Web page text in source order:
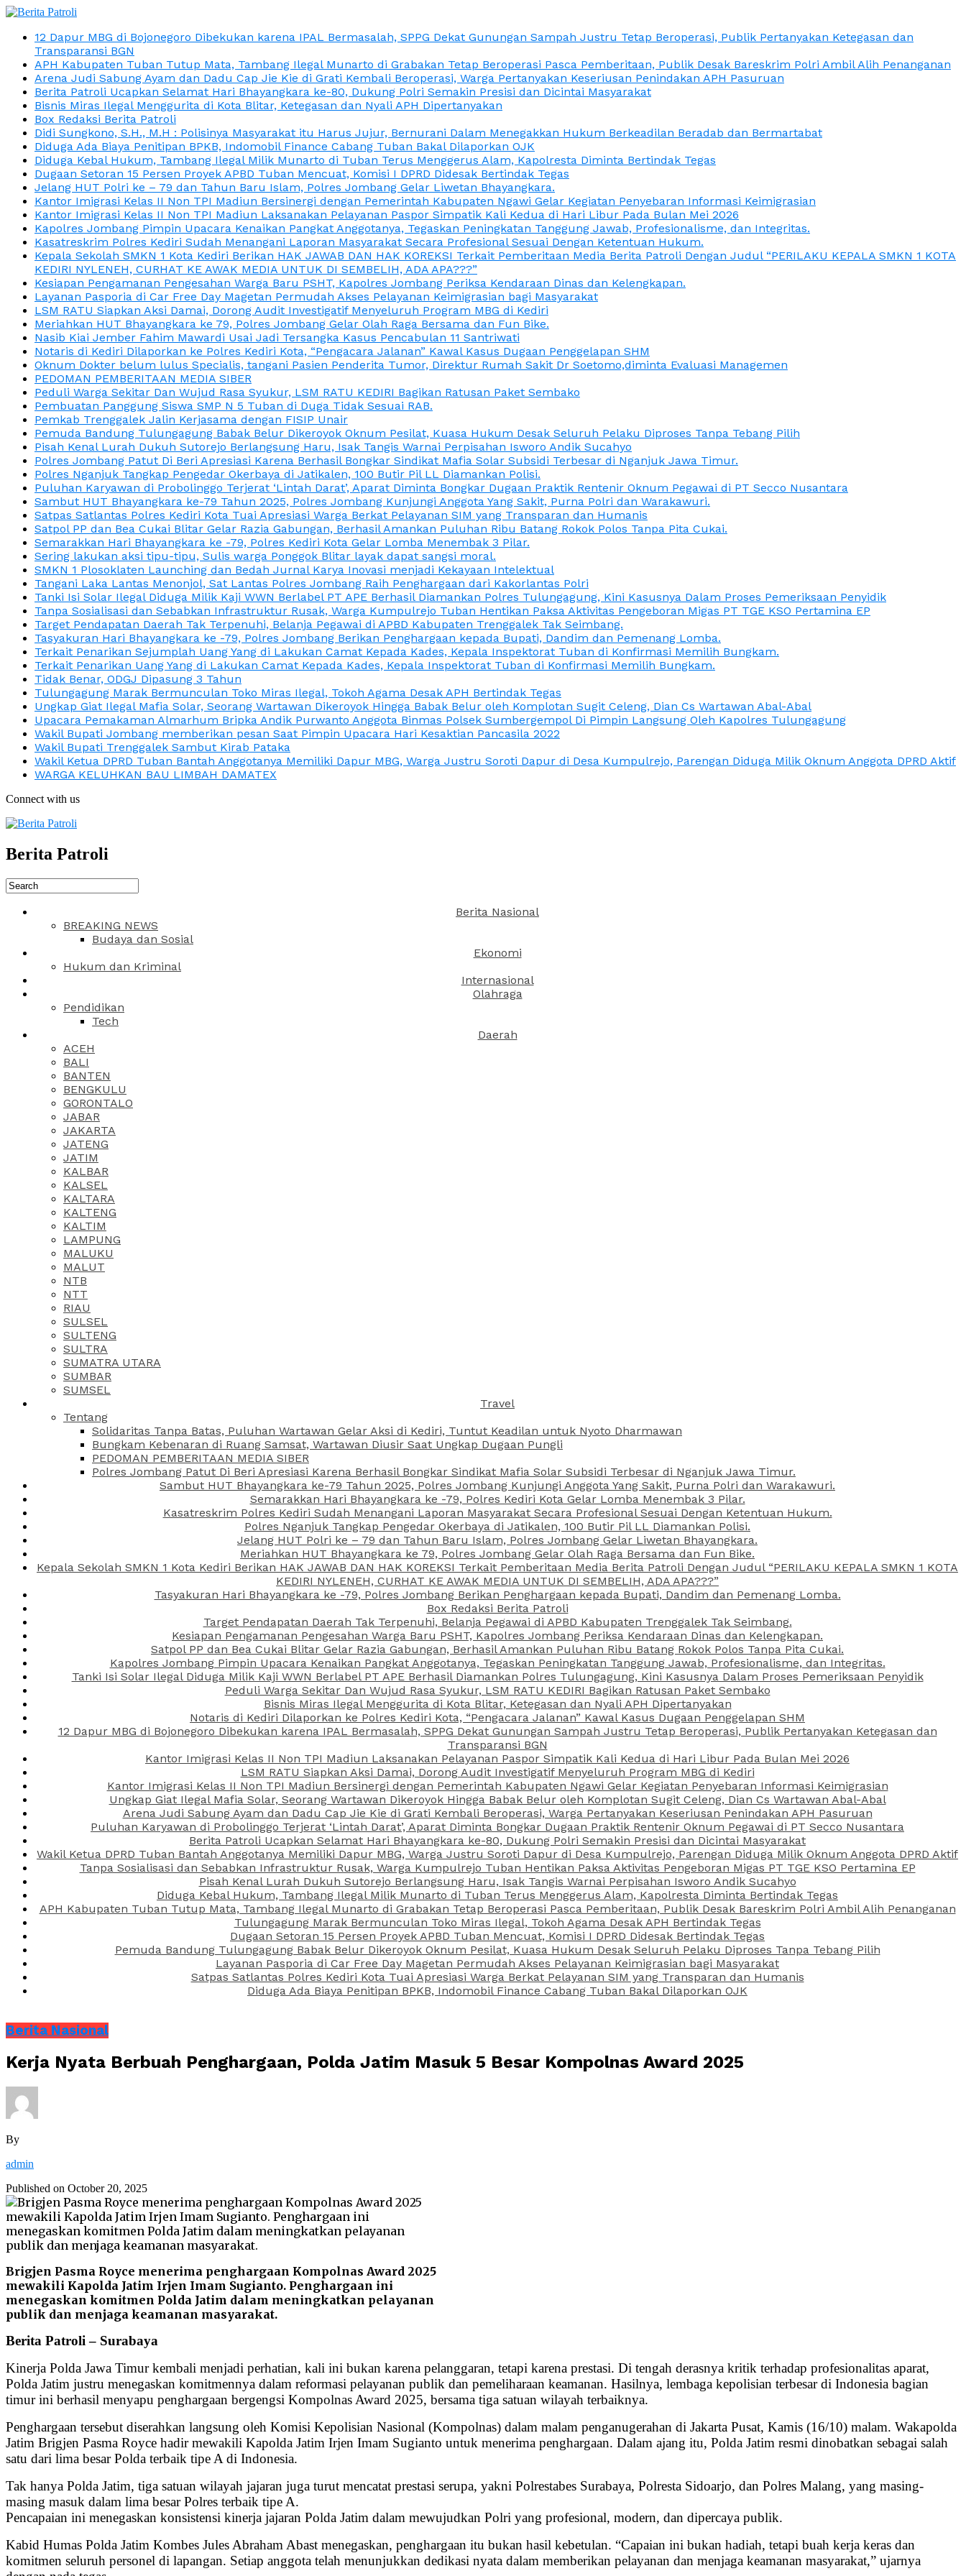
12 Dapur MBG di Bojonegoro Dibekukan karena IPAL Bermasalah, SPPG Dekat Gunungan Sampah Justru Tetap Beroperasi, Publik Pertanyakan Ketegasan dan
Transparansi BGN
APH Kabupaten Tuban Tutup Mata, Tambang Ilegal Munarto di Grabakan Tetap Beroperasi Pasca Pemberitaan, Publik Desak Bareskrim Polri Ambil Alih Penanganan
Arena Judi Sabung Ayam dan Dadu Cap Jie Kie di Grati Kembali Beroperasi, Warga Pertanyakan Keseriusan Penindakan APH Pasuruan
Berita Patroli Ucapkan Selamat Hari Bhayangkara ke-80, Dukung Polri Semakin Presisi dan Dicintai Masyarakat
Bisnis Miras Ilegal Menggurita di Kota Blitar, Ketegasan dan Nyali APH Dipertanyakan
Box Redaksi Berita Patroli
Didi Sungkono, S.H., M.H : Polisinya Masyarakat itu Harus Jujur, Bernurani Dalam Menegakkan Hukum Berkeadilan Beradab dan Bermartabat
Diduga Ada Biaya Penitipan BPKB, Indomobil Finance Cabang Tuban Bakal Dilaporkan OJK
Diduga Kebal Hukum, Tambang Ilegal Milik Munarto di Tuban Terus Menggerus Alam, Kapolresta Diminta Bertindak Tegas
Dugaan Setoran 15 Persen Proyek APBD Tuban Mencuat, Komisi I DPRD Didesak Bertindak Tegas
Jelang HUT Polri ke – 79 dan Tahun Baru Islam, Polres Jombang Gelar Liwetan Bhayangkara.
Kantor Imigrasi Kelas II Non TPI Madiun Bersinergi dengan Pemerintah Kabupaten Ngawi Gelar Kegiatan Penyebaran Informasi Keimigrasian
Kantor Imigrasi Kelas II Non TPI Madiun Laksanakan Pelayanan Paspor Simpatik Kali Kedua di Hari Libur Pada Bulan Mei 2026
Kapolres Jombang Pimpin Upacara Kenaikan Pangkat Anggotanya, Tegaskan Peningkatan Tanggung Jawab, Profesionalisme, dan Integritas.
Kasatreskrim Polres Kediri Sudah Menangani Laporan Masyarakat Secara Profesional Sesuai Dengan Ketentuan Hukum.
Kepala Sekolah SMKN 1 Kota Kediri Berikan HAK JAWAB DAN HAK KOREKSI Terkait Pemberitaan Media Berita Patroli Dengan Judul “PERILAKU KEPALA SMKN 1 KOTA
KEDIRI NYLENEH, CURHAT KE AWAK MEDIA UNTUK DI SEMBELIH, ADA APA???”
Kesiapan Pengamanan Pengesahan Warga Baru PSHT, Kapolres Jombang Periksa Kendaraan Dinas dan Kelengkapan.
Layanan Pasporia di Car Free Day Magetan Permudah Akses Pelayanan Keimigrasian bagi Masyarakat
LSM RATU Siapkan Aksi Damai, Dorong Audit Investigatif Menyeluruh Program MBG di Kediri
Meriahkan HUT Bhayangkara ke 79, Polres Jombang Gelar Olah Raga Bersama dan Fun Bike.
Nasib Kiai Jember Fahim Mawardi Usai Jadi Tersangka Kasus Pencabulan 11 Santriwati
Notaris di Kediri Dilaporkan ke Polres Kediri Kota, “Pengacara Jalanan” Kawal Kasus Dugaan Penggelapan SHM
Oknum Dokter belum lulus Specialis, tangani Pasien Penderita Tumor, Direktur Rumah Sakit Dr Soetomo,diminta Evaluasi Managemen
PEDOMAN PEMBERITAAN MEDIA SIBER
Peduli Warga Sekitar Dan Wujud Rasa Syukur, LSM RATU KEDIRI Bagikan Ratusan Paket Sembako
Pembuatan Panggung Siswa SMP N 5 Tuban di Duga Tidak Sesuai RAB.
Pemkab Trenggalek Jalin Kerjasama dengan FISIP Unair
Pemuda Bandung Tulungagung Babak Belur Dikeroyok Oknum Pesilat, Kuasa Hukum Desak Seluruh Pelaku Diproses Tanpa Tebang Pilih
Pisah Kenal Lurah Dukuh Sutorejo Berlangsung Haru, Isak Tangis Warnai Perpisahan Isworo Andik Sucahyo
Polres Jombang Patut Di Beri Apresiasi Karena Berhasil Bongkar Sindikat Mafia Solar Subsidi Terbesar di Nganjuk Jawa Timur.
Polres Nganjuk Tangkap Pengedar Okerbaya di Jatikalen, 100 Butir Pil LL Diamankan Polisi.
Puluhan Karyawan di Probolinggo Terjerat ‘Lintah Darat’, Aparat Diminta Bongkar Dugaan Praktik Rentenir Oknum Pegawai di PT Secco Nusantara
Sambut HUT Bhayangkara ke-79 Tahun 2025, Polres Jombang Kunjungi Anggota Yang Sakit, Purna Polri dan Warakawuri.
Satpas Satlantas Polres Kediri Kota Tuai Apresiasi Warga Berkat Pelayanan SIM yang Transparan dan Humanis
Satpol PP dan Bea Cukai Blitar Gelar Razia Gabungan, Berhasil Amankan Puluhan Ribu Batang Rokok Polos Tanpa Pita Cukai.
Semarakkan Hari Bhayangkara ke -79, Polres Kediri Kota Gelar Lomba Menembak 3 Pilar.
Sering lakukan aksi tipu-tipu, Sulis warga Ponggok Blitar layak dapat sangsi moral.
SMKN 1 Plosoklaten Launching dan Bedah Jurnal Karya Inovasi menjadi Kekayaan Intelektual
Tangani Laka Lantas Menonjol, Sat Lantas Polres Jombang Raih Penghargaan dari Kakorlantas Polri
Tanki Isi Solar Ilegal Diduga Milik Kaji WWN Berlabel PT APE Berhasil Diamankan Polres Tulungagung, Kini Kasusnya Dalam Proses Pemeriksaan Penyidik
Tanpa Sosialisasi dan Sebabkan Infrastruktur Rusak, Warga Kumpulrejo Tuban Hentikan Paksa Aktivitas Pengeboran Migas PT TGE KSO Pertamina EP
Target Pendapatan Daerah Tak Terpenuhi, Belanja Pegawai di APBD Kabupaten Trenggalek Tak Seimbang.
Tasyakuran Hari Bhayangkara ke -79, Polres Jombang Berikan Penghargaan kepada Bupati, Dandim dan Pemenang Lomba.
Terkait Penarikan Sejumplah Uang Yang di Lakukan Camat Kepada Kades, Kepala Inspektorat Tuban di Konfirmasi Memilih Bungkam.
Terkait Penarikan Uang Yang di Lakukan Camat Kepada Kades, Kepala Inspektorat Tuban di Konfirmasi Memilih Bungkam.
Tidak Benar, ODGJ Dipasung 3 Tahun
Tulungagung Marak Bermunculan Toko Miras Ilegal, Tokoh Agama Desak APH Bertindak Tegas
Ungkap Giat Ilegal Mafia Solar, Seorang Wartawan Dikeroyok Hingga Babak Belur oleh Komplotan Sugit Celeng, Dian Cs Wartawan Abal-Abal
Upacara Pemakaman Almarhum Bripka Andik Purwanto Anggota Binmas Polsek Sumbergempol Di Pimpin Langsung Oleh Kapolres Tulungagung
Wakil Bupati Jombang memberikan pesan Saat Pimpin Upacara Hari Kesaktian Pancasila 2022
Wakil Bupati Trenggalek Sambut Kirab Pataka
Wakil Ketua DPRD Tuban Bantah Anggotanya Memiliki Dapur MBG, Warga Justru Soroti Dapur di Desa Kumpulrejo, Parengan Diduga Milik Oknum Anggota DPRD Aktif
WARGA KELUHKAN BAU LIMBAH DAMATEX
Connect with us
Berita Patroli
Berita Nasional
BREAKING NEWS
Budaya dan Sosial
Ekonomi
Hukum dan Kriminal
Internasional
Olahraga
Pendidikan
Tech
Daerah
ACEH
BALI
BANTEN
BENGKULU
GORONTALO
JABAR
JAKARTA
JATENG
JATIM
KALBAR
KALSEL
KALTARA
KALTENG
KALTIM
LAMPUNG
MALUKU
MALUT
NTB
NTT
RIAU
SULSEL
SULTENG
SULTRA
SUMATRA UTARA
SUMBAR
SUMSEL
Travel
Tentang
Solidaritas Tanpa Batas, Puluhan Wartawan Gelar Aksi di Kediri, Tuntut Keadilan untuk Nyoto Dharmawan
Bungkam Kebenaran di Ruang Samsat, Wartawan Diusir Saat Ungkap Dugaan Pungli
PEDOMAN PEMBERITAAN MEDIA SIBER
Polres Jombang Patut Di Beri Apresiasi Karena Berhasil Bongkar Sindikat Mafia Solar Subsidi Terbesar di Nganjuk Jawa Timur.
Sambut HUT Bhayangkara ke-79 Tahun 2025, Polres Jombang Kunjungi Anggota Yang Sakit, Purna Polri dan Warakawuri.
Semarakkan Hari Bhayangkara ke -79, Polres Kediri Kota Gelar Lomba Menembak 3 Pilar.
Kasatreskrim Polres Kediri Sudah Menangani Laporan Masyarakat Secara Profesional Sesuai Dengan Ketentuan Hukum.
Polres Nganjuk Tangkap Pengedar Okerbaya di Jatikalen, 100 Butir Pil LL Diamankan Polisi.
Jelang HUT Polri ke – 79 dan Tahun Baru Islam, Polres Jombang Gelar Liwetan Bhayangkara.
Meriahkan HUT Bhayangkara ke 79, Polres Jombang Gelar Olah Raga Bersama dan Fun Bike.
Kepala Sekolah SMKN 1 Kota Kediri Berikan HAK JAWAB DAN HAK KOREKSI Terkait Pemberitaan Media Berita Patroli Dengan Judul “PERILAKU KEPALA SMKN 1 KOTA
KEDIRI NYLENEH, CURHAT KE AWAK MEDIA UNTUK DI SEMBELIH, ADA APA???”
Tasyakuran Hari Bhayangkara ke -79, Polres Jombang Berikan Penghargaan kepada Bupati, Dandim dan Pemenang Lomba.
Box Redaksi Berita Patroli
Target Pendapatan Daerah Tak Terpenuhi, Belanja Pegawai di APBD Kabupaten Trenggalek Tak Seimbang.
Kesiapan Pengamanan Pengesahan Warga Baru PSHT, Kapolres Jombang Periksa Kendaraan Dinas dan Kelengkapan.
Satpol PP dan Bea Cukai Blitar Gelar Razia Gabungan, Berhasil Amankan Puluhan Ribu Batang Rokok Polos Tanpa Pita Cukai.
Kapolres Jombang Pimpin Upacara Kenaikan Pangkat Anggotanya, Tegaskan Peningkatan Tanggung Jawab, Profesionalisme, dan Integritas.
Tanki Isi Solar Ilegal Diduga Milik Kaji WWN Berlabel PT APE Berhasil Diamankan Polres Tulungagung, Kini Kasusnya Dalam Proses Pemeriksaan Penyidik
Peduli Warga Sekitar Dan Wujud Rasa Syukur, LSM RATU KEDIRI Bagikan Ratusan Paket Sembako
Bisnis Miras Ilegal Menggurita di Kota Blitar, Ketegasan dan Nyali APH Dipertanyakan
Notaris di Kediri Dilaporkan ke Polres Kediri Kota, “Pengacara Jalanan” Kawal Kasus Dugaan Penggelapan SHM
12 Dapur MBG di Bojonegoro Dibekukan karena IPAL Bermasalah, SPPG Dekat Gunungan Sampah Justru Tetap Beroperasi, Publik Pertanyakan Ketegasan dan
Transparansi BGN
Kantor Imigrasi Kelas II Non TPI Madiun Laksanakan Pelayanan Paspor Simpatik Kali Kedua di Hari Libur Pada Bulan Mei 2026
LSM RATU Siapkan Aksi Damai, Dorong Audit Investigatif Menyeluruh Program MBG di Kediri
Kantor Imigrasi Kelas II Non TPI Madiun Bersinergi dengan Pemerintah Kabupaten Ngawi Gelar Kegiatan Penyebaran Informasi Keimigrasian
Ungkap Giat Ilegal Mafia Solar, Seorang Wartawan Dikeroyok Hingga Babak Belur oleh Komplotan Sugit Celeng, Dian Cs Wartawan Abal-Abal
Arena Judi Sabung Ayam dan Dadu Cap Jie Kie di Grati Kembali Beroperasi, Warga Pertanyakan Keseriusan Penindakan APH Pasuruan
Puluhan Karyawan di Probolinggo Terjerat ‘Lintah Darat’, Aparat Diminta Bongkar Dugaan Praktik Rentenir Oknum Pegawai di PT Secco Nusantara
Berita Patroli Ucapkan Selamat Hari Bhayangkara ke-80, Dukung Polri Semakin Presisi dan Dicintai Masyarakat
Wakil Ketua DPRD Tuban Bantah Anggotanya Memiliki Dapur MBG, Warga Justru Soroti Dapur di Desa Kumpulrejo, Parengan Diduga Milik Oknum Anggota DPRD Aktif
Tanpa Sosialisasi dan Sebabkan Infrastruktur Rusak, Warga Kumpulrejo Tuban Hentikan Paksa Aktivitas Pengeboran Migas PT TGE KSO Pertamina EP
Pisah Kenal Lurah Dukuh Sutorejo Berlangsung Haru, Isak Tangis Warnai Perpisahan Isworo Andik Sucahyo
Diduga Kebal Hukum, Tambang Ilegal Milik Munarto di Tuban Terus Menggerus Alam, Kapolresta Diminta Bertindak Tegas
APH Kabupaten Tuban Tutup Mata, Tambang Ilegal Munarto di Grabakan Tetap Beroperasi Pasca Pemberitaan, Publik Desak Bareskrim Polri Ambil Alih Penanganan
Tulungagung Marak Bermunculan Toko Miras Ilegal, Tokoh Agama Desak APH Bertindak Tegas
Dugaan Setoran 15 Persen Proyek APBD Tuban Mencuat, Komisi I DPRD Didesak Bertindak Tegas
Pemuda Bandung Tulungagung Babak Belur Dikeroyok Oknum Pesilat, Kuasa Hukum Desak Seluruh Pelaku Diproses Tanpa Tebang Pilih
Layanan Pasporia di Car Free Day Magetan Permudah Akses Pelayanan Keimigrasian bagi Masyarakat
Satpas Satlantas Polres Kediri Kota Tuai Apresiasi Warga Berkat Pelayanan SIM yang Transparan dan Humanis
Diduga Ada Biaya Penitipan BPKB, Indomobil Finance Cabang Tuban Bakal Dilaporkan OJK
Berita Nasional
Kerja Nyata Berbuah Penghargaan, Polda Jatim Masuk 5 Besar Kompolnas Award 2025
By
admin
Published on October 20, 2025
Brigjen Pasma Royce menerima penghargaan Kompolnas Award 2025
mewakili Kapolda Jatim Irjen Imam Sugianto. Penghargaan ini
menegaskan komitmen Polda Jatim dalam meningkatkan pelayanan
publik dan menjaga keamanan masyarakat.
Berita Patroli – Surabaya
Kinerja Polda Jawa Timur kembali menjadi perhatian, kali ini bukan karena pelanggaran, tetapi karena prestasi. Di tengah derasnya kritik terhadap profesionalitas aparat,
Polda Jatim justru menegaskan komitmennya dalam reformasi pelayanan publik dan pemeliharaan keamanan. Hasilnya, lembaga kepolisian terbesar di Indonesia bagian
timur ini berhasil menyapu penghargaan bergengsi Kompolnas Award 2025, bersama tiga satuan wilayah terbaiknya.
Penghargaan tersebut diserahkan langsung oleh Komisi Kepolisian Nasional (Kompolnas) dalam malam penganugerahan di Jakarta Pusat, Kamis (16/10) malam. Wakapolda
Jatim Brigjen Pasma Royce hadir mewakili Kapolda Jatim Irjen Imam Sugianto untuk menerima penghargaan. Dalam ajang itu, Polda Jatim resmi dinobatkan sebagai salah
satu dari lima besar Polda terbaik tipe A di Indonesia.
Tak hanya Polda Jatim, tiga satuan wilayah jajaran juga turut mencatat prestasi serupa, yakni Polrestabes Surabaya, Polresta Sidoarjo, dan Polres Malang, yang masing-
masing masuk dalam lima besar Polres terbaik tipe A.
Pencapaian ini menegaskan konsistensi kinerja jajaran Polda Jatim dalam mewujudkan Polri yang profesional, modern, dan dipercaya publik.
Kabid Humas Polda Jatim Kombes Jules Abraham Abast menegaskan, penghargaan itu bukan hasil kebetulan. “Capaian ini bukan hadiah, tetapi buah kerja keras dan
komitmen seluruh personel di lapangan. Setiap anggota telah menunjukkan dedikasi nyata dalam memberikan pelayanan dan menjaga keamanan masyarakat,” ujarnya